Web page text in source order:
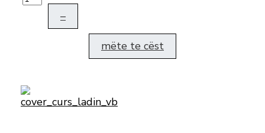
–
mëte te cëst